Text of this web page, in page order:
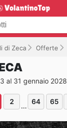
di Zeca Offerte
al 31 gennaio 2028
2 ... 64 65